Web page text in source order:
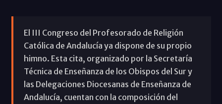
El III Congreso del Profesorado de Religión
Católica de Andalucía ya dispone de su propio
himno. Esta cita, organizado por la Secretaría
Técnica de Enseñanza de los Obispos del Sur y
las Delegaciones Diocesanas de Enseñanza de
Andalucía, cuentan con la composición del